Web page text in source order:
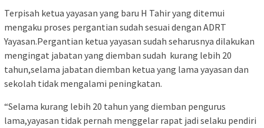
Terpisah ketua yayasan yang baru H Tahir yang ditemui
mengaku proses pergantian sudah sesuai dengan ADRT
Yayasan.Pergantian ketua yayasan sudah seharusnya dilakukan
mengingat jabatan yang diemban sudah kurang lebih 20
tahun,selama jabatan diemban ketua yang lama yayasan dan
sekolah tidak mengalami peningkatan.
“Selama kurang lebih 20 tahun yang diemban pengurus
lama,yayasan tidak pernah menggelar rapat jadi selaku pendiri